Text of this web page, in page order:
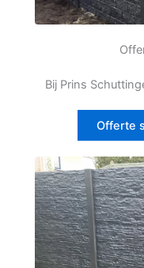
Bij Prins
Offerte